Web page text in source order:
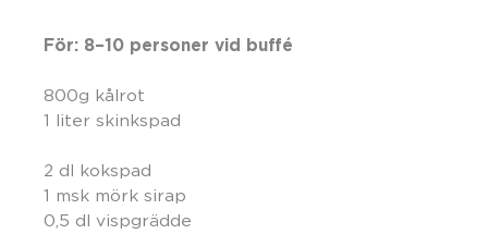
För: 8–10 personer vid buffé
800g kålrot
1 liter skinkspad
2 dl kokspad
1 msk mörk sirap
0,5 dl vispgrädde